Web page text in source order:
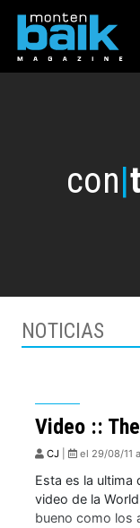
con|
NOTICIAS
Video ::
CJ el 29/08/11
Esta es la ultima
video de la
bueno como los